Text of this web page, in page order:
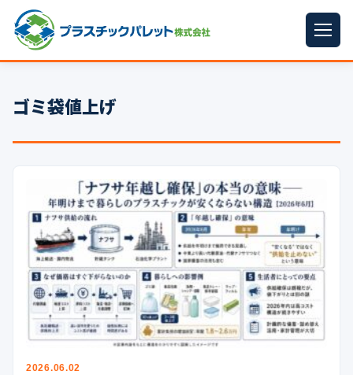
パレットサイズ
プラパレット ▼
中古パレット
再生原料
梱包資材
イラン情勢まとめ
公式ブログ
ゴミ袋値上げ
2026.06.02